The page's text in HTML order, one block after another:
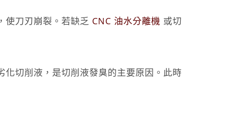
使刀刃崩裂。若缺乏 CNC 油水分離機 或切
切削液，是切削液發臭的主要原因。此時